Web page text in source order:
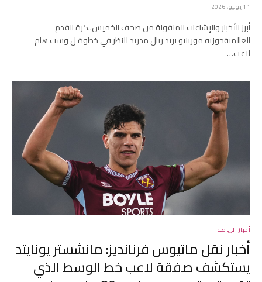
11 يونيو، 2026
أبرز الأخبار والإشاعات المنقولة من صحف الخميس..كرة القدم
العالميةجوزيه مورينيو يريد ريال مدريد للنظر في خطوة ل وست هام
لاعب…
أخبار الرياضة
أخبار نقل ماتيوس فرنانديز: مانشستر يونايتد
يستكشف صفقة لاعب خط الوسط الذي